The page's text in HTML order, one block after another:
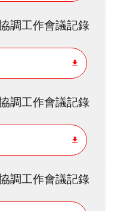
調工作會議記錄
調工作會議記錄
調工作會議記錄